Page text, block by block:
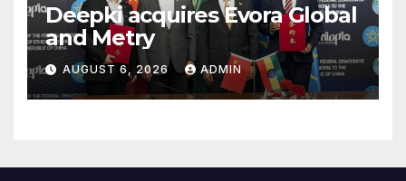
Deepki acquires Evora Global
and Metry
AUGUST 6, 2026 ADMIN